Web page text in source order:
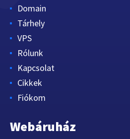
Domain
Tárhely
VPS
Rólunk
Kapcsolat
Cikkek
Fiókom
Webáruház